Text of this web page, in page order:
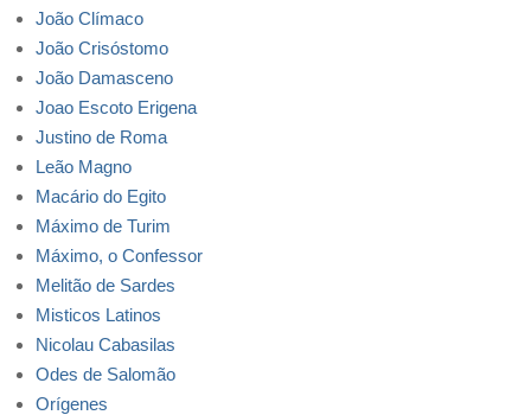
João Clímaco
João Crisóstomo
João Damasceno
Joao Escoto Erigena
Justino de Roma
Leão Magno
Macário do Egito
Máximo de Turim
Máximo, o Confessor
Melitão de Sardes
Misticos Latinos
Nicolau Cabasilas
Odes de Salomão
Orígenes